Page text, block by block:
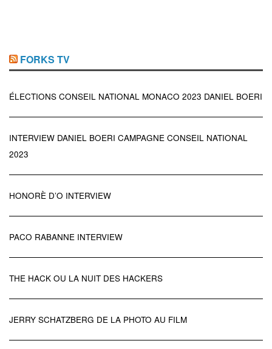
FORKS TV
ÉLECTIONS CONSEIL NATIONAL MONACO 2023 DANIEL BOERI
INTERVIEW DANIEL BOERI CAMPAGNE CONSEIL NATIONAL
2023
HONORÈ D’O INTERVIEW
PACO RABANNE INTERVIEW
THE HACK OU LA NUIT DES HACKERS
JERRY SCHATZBERG DE LA PHOTO AU FILM